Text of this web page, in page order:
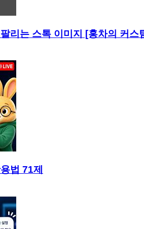
리는 스톡 이미지 [홍차의 커
법 71제